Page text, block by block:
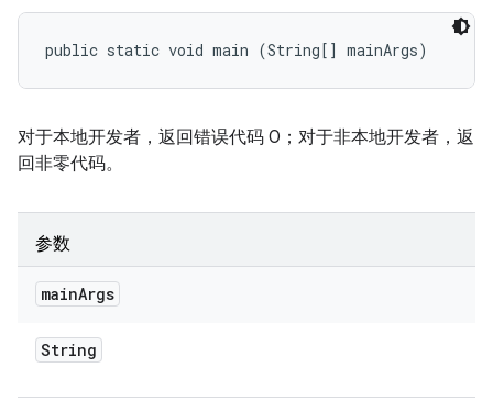
public static void main (String[] mainArgs)
对于本地开发者，返回错误代码 0；对于非本地开发者，返
回非零代码。
参数
mainArgs
String